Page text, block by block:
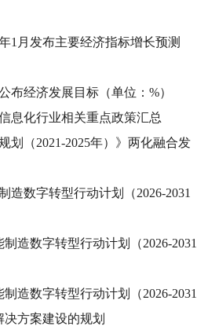
1月发布主要经济指标增长预测
布经济发展目标（单位：%）
息化行业相关重点政策汇总
划（2021-2025年）》两化融合发
造数字转型行动计划（2026-2031
制造数字转型行动计划（2026-2031
制造数字转型行动计划（2026-2031
方案建设的规划